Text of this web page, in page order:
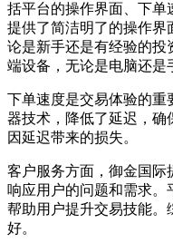
括平台的操作界面、下单
提供了简洁明了的操作界
论是新手还是有经验的投
端设备，无论是电脑还是
下单速度是交易体验的重
器技术，降低了延迟，确
因延迟带来的损失。
客户服务方面，御金国际
响应用户的问题和需求。
帮助用户提升交易技能。
好。